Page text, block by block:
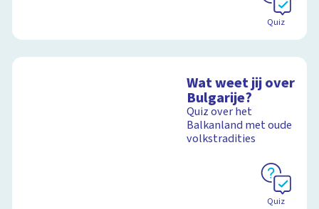
Quiz
Wat weet jij over
Bulgarije?
Quiz over het
Balkanland met oude
volkstradities
Quiz